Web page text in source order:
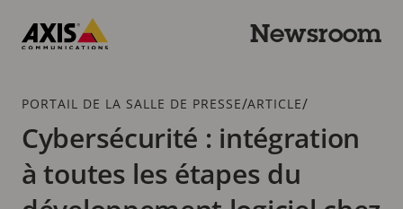
contenu
Newsroom
Fil
d'Ariane
PORTAIL DE LA SALLE DE PRESSE/ARTICLE/
Cybersécurité : intégration
à toutes les étapes du